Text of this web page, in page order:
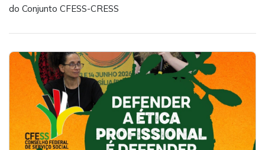
do Conjunto CFESS-CRESS